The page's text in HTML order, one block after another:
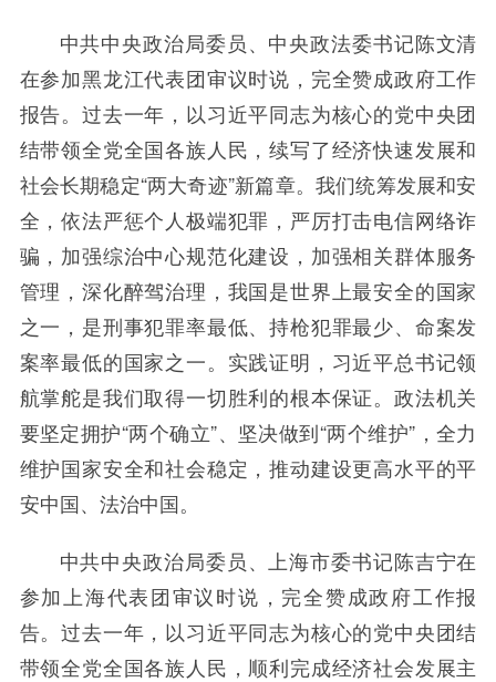
中共中央政治局委员、中央政法委书记陈文清
在参加黑龙江代表团审议时说，完全赞成政府工作
报告。过去一年，以习近平同志为核心的党中央团
结带领全党全国各族人民，续写了经济快速发展和
社会长期稳定“两大奇迹”新篇章。我们统筹发展和安
全，依法严惩个人极端犯罪，严厉打击电信网络诈
骗，加强综治中心规范化建设，加强相关群体服务
管理，深化醉驾治理，我国是世界上最安全的国家
之一，是刑事犯罪率最低、持枪犯罪最少、命案发
案率最低的国家之一。实践证明，习近平总书记领
航掌舵是我们取得一切胜利的根本保证。政法机关
要坚定拥护“两个确立”、坚决做到“两个维护”，全力
维护国家安全和社会稳定，推动建设更高水平的平
安中国、法治中国。
中共中央政治局委员、上海市委书记陈吉宁在
参加上海代表团审议时说，完全赞成政府工作报
告。过去一年，以习近平同志为核心的党中央团结
带领全党全国各族人民，顺利完成经济社会发展主